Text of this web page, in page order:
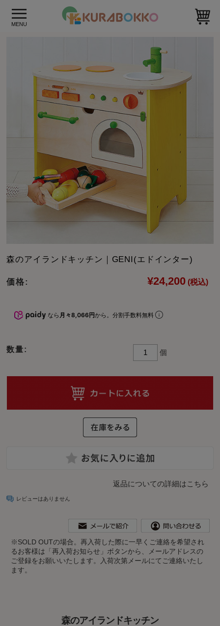
森のアイランドキッチン｜GENI(エドインター)
価格: ¥24,200 (税込)
なら 月々8,066円から。分割手数料無料
数量: 個
返品についての詳細はこちら
レビューはありません
※SOLD OUTの場合。再入荷した際に一早くご連絡を希望され
るお客様は「再入荷お知らせ」ボタンから、メールアドレスの
ご登録をお願いいたします。入荷次第メールにてご連絡いたし
ます。
森のアイランドキッチン